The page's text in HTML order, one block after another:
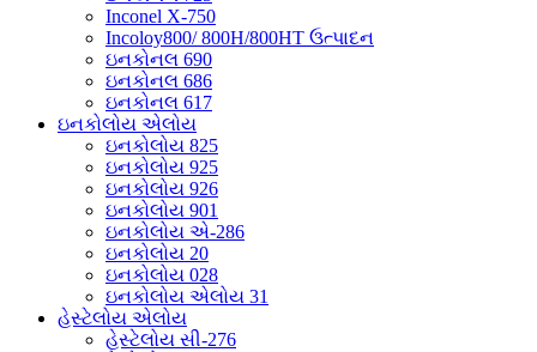
Inconel X-750
Incoloy800/ 800H/800HT ઉત્પાદન
ઇનકોનલ 690
ઇનકોનલ 686
ઇનકોનલ 617
ઇનકોલોય એલોય
ઇનકોલોય 825
ઇનકોલોય 925
ઇનકોલોય 926
ઇનકોલોય 901
ઇનકોલોય એ-286
ઇનકોલોય 20
ઇનકોલોય 028
ઇનકોલોય એલોય 31
હેસ્ટેલોય એલોય
હેસ્ટેલોય સી-276